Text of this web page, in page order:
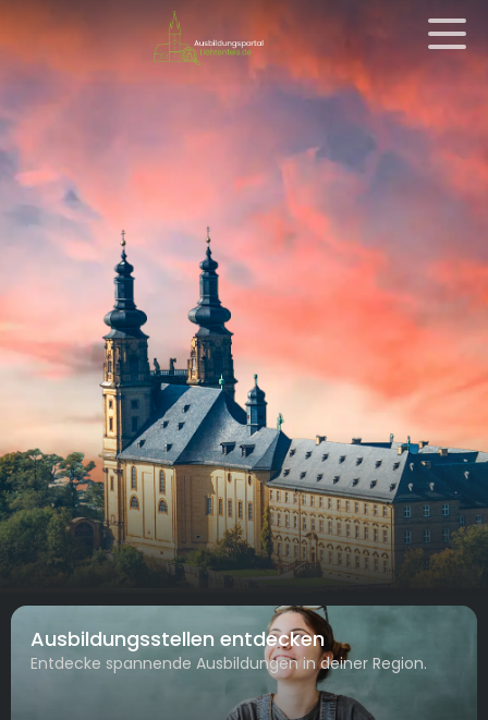
Ausbildungsstellen entdecken
Entdecke spannende Ausbildungen in deiner Region.